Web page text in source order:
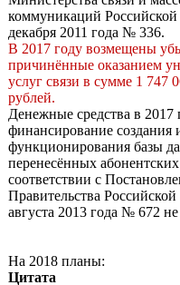
коммуникаций
декабря 2011 года № 336.
В 2017 году возмещены
причинённые оказанием
услуг связи в сумме 1 747
рублей.
Денежные средства в 2017
финансирование создания
функционирования базы
перенесённых
соответствии с
Правительства
августа 2013 года № 672
На 2018 планы:
Цитата